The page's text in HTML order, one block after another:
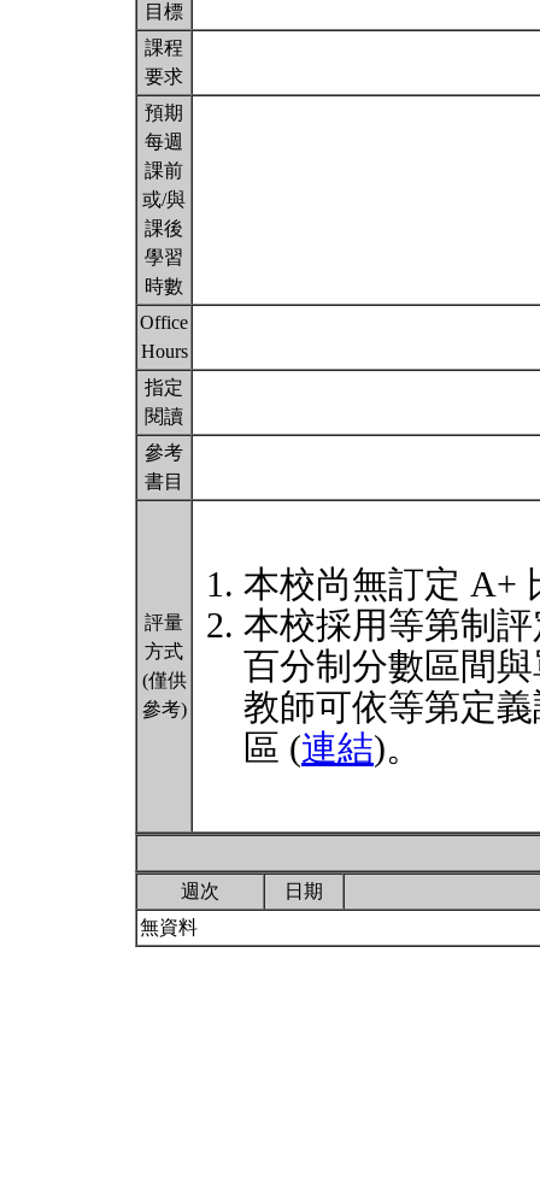
目標
課程
要求
預期
每週
課前
或/與
課後
學習
時數
Office
Hours
指定
閱讀
參考
書目
評量
方式
(僅供
參考)
本校尚無訂定 A+
本校採用等第制
百分制分數區間
教師可依等第定
區 (連結)。
週次
日期
無資料